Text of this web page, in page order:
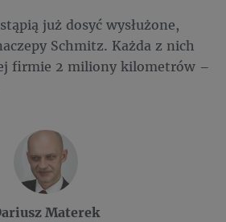
już dosyć wysłużone,
Schmitz. Każda z nich
firmie 2 miliony kilometrów –
Materek